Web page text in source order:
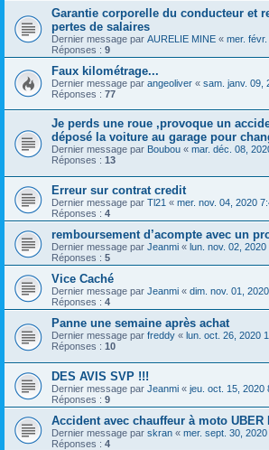
Garantie corporelle du conducteur et
pertes de salaires
Dernier message par AURELIE MINE « mer.
Réponses : 9
Faux kilométrage...
Dernier message par angeoliver « sam. janv. 09,
Réponses : 77
Je perds une roue ,provoque un
déposé la voiture au garage pour
Dernier message par Boubou « mar. déc. 08,
Réponses : 13
Erreur sur contrat credit
Dernier message par Tl21 « mer. nov. 04, 2020
Réponses : 4
remboursement d’acompte avec un
Dernier message par Jeanmi « lun. nov. 02, 2020
Réponses : 5
Vice Caché
Dernier message par Jeanmi « dim. nov. 01,
Réponses : 4
Panne une semaine après achat
Dernier message par freddy « lun. oct. 26, 2020
Réponses : 10
DES AVIS SVP !!!
Dernier message par Jeanmi « jeu. oct. 15, 2020
Réponses : 9
Accident avec chauffeur à moto UBER
Dernier message par skran « mer. sept. 30,
Réponses : 4